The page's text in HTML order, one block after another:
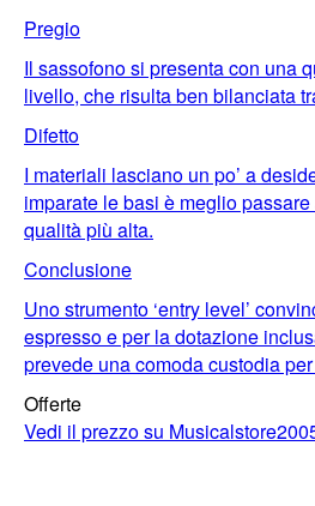
Pregio
Il sassofono si presenta con una
livello, che risulta ben bilanciata
Difetto
I materiali lasciano un po’ a
imparate le basi è meglio
qualità più alta.
Conclusione
Uno strumento ‘entry level’
espresso e per la dotazione
prevede una comoda custodia
Offerte
Vedi il prezzo su